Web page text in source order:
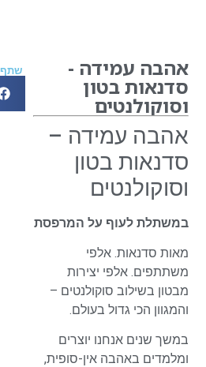
אהבה עמידה -
סדנאות בטון
וסוקולנטים
אהבה עמידה –
סדנאות בטון
וסוקולנטים
במשתלת לעוף על המרפסת
מאות סדנאות. אלפי
משתתפים. אלפי יצירות
מבטון בשילוב סוקולנטים –
והמגוון הכי גדול בעולם.
במשך שנים אנחנו יוצרים
ומלמדים באהבה אין-סופית,
שתף